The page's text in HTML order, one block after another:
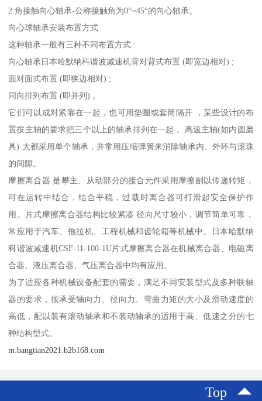
2.角接触向心轴承-公称接触角为0°~45°的向心轴承。
向心球轴承安装布置方式
这种轴承一般有三种不同布置方式 :
向心轴承日本哈默纳科谐波减速机背对背式布置 (即宽边相对) ;
面对面式布置 (即狭边相对) ;
同向排列布置 (即并列) 。
它们可以成对紧靠在一起，也可用垫圈或套筒隔开 ，某些设计的布
置按主轴的要求把三个以上的轴承排列在一起 。高速主轴(如内圆磨
具) 大都采用单个轴承，并常用压缩弹簧来消除轴承内、外环与滚珠
的间隙。
摩擦离合器.是攀主、从动部分的接合元件采用摩擦副以传递转矩，
可在运转中结合，结合平稳，过载时离合器可打滑起安全保护作
用。片式摩擦离合器结构比较紧凑.径向尺寸较小，调节简单可靠，
常应用于汽车、拖拉机、工程机械和齿轮箱等机械中。日本哈默纳
科谐波减速机CSF-11-100-1U片式摩擦离合器在机械离合器、电磁离
合器、液压离合器、气压离合器中均有应用。
为了适应各种机械设备配套的需要，满足不同安装型式及多种联轴
器的要求，按承受轴向力、径向力、弯曲力矩的大小及滑动速度的
高低，配以装有滚动轴承和不装动轴承的适用于高、低速之分的七
种结构型式。
m.bangtian2021.b2b168.com
Top